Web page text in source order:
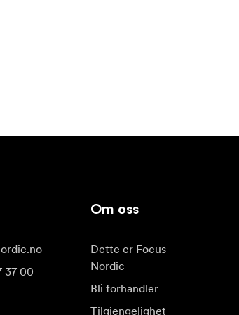
37 00
Om oss
Dette er Focus
Nordic
Bli forhandler
Tilgjengelighet